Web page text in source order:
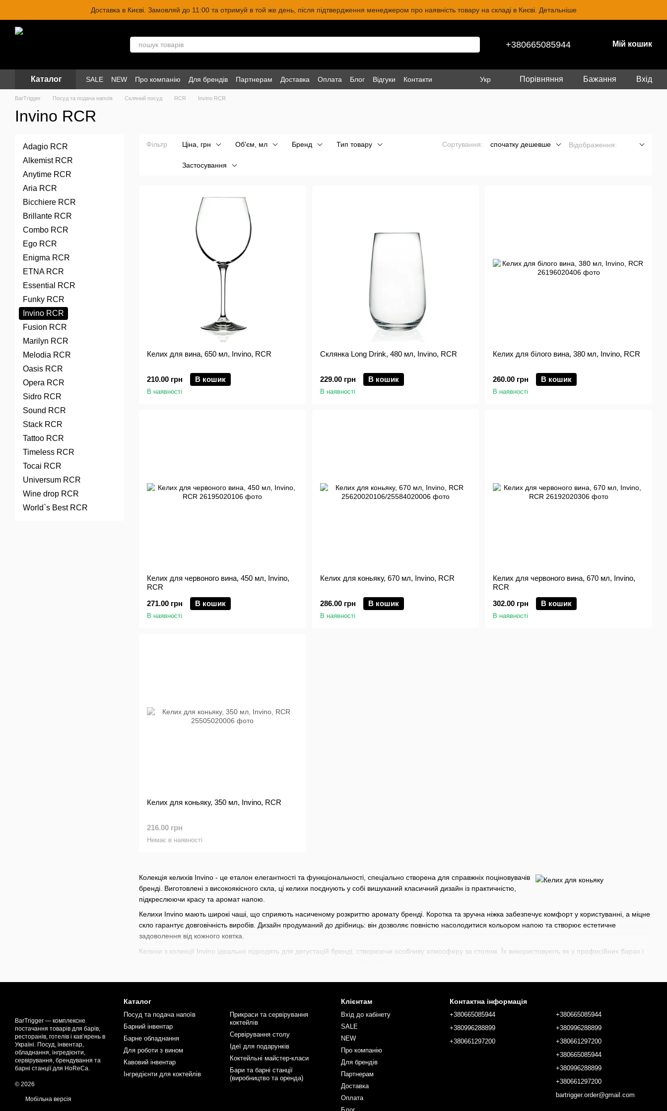
Перейти до основного контентуДоставка в Києві. Замовляй до 11:00 та отримуй в той же день, після підтвердження менеджером про наявність товару на складі в Києві. Детальніше
+380665085944 Мій кошик
Каталог SALE NEW Про компанію Для брендів Партнерам Доставка Оплата Блог Відгуки Контакти Укр Порівняння Бажання Вхід
BarTrigger Посуд та подача напоїв Скляний посуд RCR Invino RCR
Invino RCR
Фільтр Ціна, грн Об'єм, мл Бренд Тип товару
Застосування
Сортування: спочатку дешевше Відображення:
Колекція келихів Invino - це еталон елегантності та функціональності, спеціально створена для справжніх поціновувачів
бренді. Виготовлені з високоякісного скла, ці келихи поєднують у собі вишуканий класичний дизайн із практичністю,
підкреслюючи красу та аромат напою.
Келихи Invino мають широкі чаші, що сприяють насиченому розкриттю аромату бренді. Коротка та зручна ніжка забезпечує комфорт у користуванні, а міцне
скло гарантує довговічність виробів. Дизайн продуманий до дрібниць: він дозволяє повністю насолодитися кольором напою та створює естетичне
задоволення від кожного ковтка.
Келихи з колекції Invino ідеально підходять для дегустацій бренді, створюючи особливу атмосферу за столом. Їх використовують як у професійних барах і
коктейлів. Прокачуйте ваші професіональні навички разом з інвентарем від BarTrigger.
Келих для вина, 650 мл, Invino, RCR
210.00 грн В кошик
В наявності
Склянка Long Drink, 480 мл, Invino, RCR
229.00 грн В кошик
В наявності
Келих для білого вина, 380 мл, Invino, RCR
260.00 грн В кошик
В наявності
Келих для червоного вина, 450 мл, Invino,
RCR
271.00 грн
В кошик
В наявності
Келих для коньяку, 670 мл, Invino, RCR
286.00 грн В кошик
В наявності
Келих для червоного вина, 670 мл, Invino,
RCR
302.00 грн
В кошик
В наявності
Келих для коньяку, 350 мл, Invino, RCR
216.00 грн
Немає в наявності
Adagio RCR
Alkemist RCR
Anytime RCR
Aria RCR
Bicchiere RCR
Brillante RCR
Combo RCR
Ego RCR
Enigma RCR
ETNA RCR
Essential RCR
Funky RCR
Invino RCR
Fusion RCR
Marilyn RCR
Melodia RCR
Oasis RCR
Opera RCR
Sidro RCR
Sound RCR
Stack RCR
Tattoo RCR
Timeless RCR
Tocai RCR
Universum RCR
Wine drop RCR
World`s Best RCR
BarTrigger — комплексне
постачання товарів для барів,
ресторанів, готелів і кав’ярень в
Україні. Посуд, інвентар,
обладнання, інгредієнти,
сервірування, брендування та
барні станції для HoReCa.
© 2026
Мобільна версія
Каталог
Посуд та подача напоїв
Барний інвентар
Барне обладнання
Для роботи з вином
Кавовий інвентар
Інгредієнти для коктейлів
Прикраси та сервірування
коктейлів
Сервірування столу
Ідеї для подарунків
Коктейльні майстер-класи
Бари та барні станції
(виробництво та оренда)
Клієнтам
Вхід до кабінету
SALE
NEW
Про компанію
Для брендів
Партнерам
Доставка
Оплата
Контактна інформація
+380665085944
+380996288899
+380661297200
+380665085944
+380996288899
+380661297200
+380665085944
+380996288899
+380661297200
bartrigger.order@gmail.com